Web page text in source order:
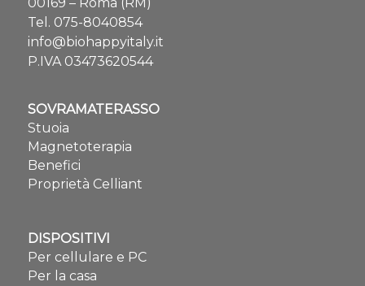
Tel. 075-8040854
info@biohappyitaly.it
P.IVA 03473620544
SOVRAMATERASSO
Stuoia
Magnetoterapia
Benefici
Proprietà Celliant
DISPOSITIVI
Per cellulare e PC
Per la casa